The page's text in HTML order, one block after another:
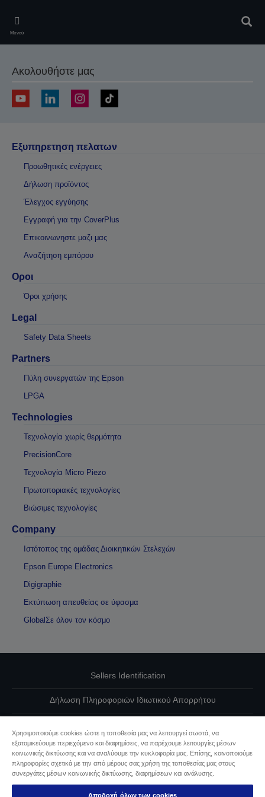
main
content
Μενού
Ακολουθήστε μας
Εξυπηρετηση πελατων
Προωθητικές ενέργειες
Δήλωση προϊόντος
Έλεγχος εγγύησης
Εγγραφή για την CoverPlus
Επικοινωνηστε μαζι μας
Αναζήτηση εμπόρου
Οροι
Όροι χρήσης
Legal
Safety Data Sheets
Partners
Πύλη συνεργατών της Epson
LPGA
Technologies
Τεχνολογία χωρίς θερμότητα
PrecisionCore
Τεχνολογία Micro Piezo
Πρωτοποριακές τεχνολογίες
Βιώσιμες τεχνολογίες
Company
Ιστότοπος της ομάδας Διοικητικών Στελεχών
Epson Europe Electronics
Digigraphie
Εκτύπωση απευθείας σε ύφασμα
GlobalΣε όλον τον κόσμο
Sellers Identification
Δήλωση Πληροφοριών Ιδιωτικού Απορρήτου
Επικοινωνήστε μαζί μας για τα δεδομένα σας
Πληροφορίες σχετικά με τα cookie
Χρησιμοποιούμε cookies ώστε η τοποθεσία μας να λειτουργεί σωστά, να
εξατομικεύουμε περιεχόμενο και διαφημίσεις, να παρέχουμε λειτουργίες μέσων
κοινωνικής δικτύωσης και να αναλύουμε την κυκλοφορία μας. Επίσης, κοινοποιούμε
πληροφορίες σχετικά με την από μέρους σας χρήση της τοποθεσίας μας στους
συνεργάτες μέσων κοινωνικής δικτύωσης, διαφημίσεων και ανάλυσης.
Αποδοχή όλων των cookies